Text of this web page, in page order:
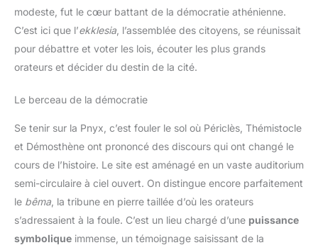
modeste, fut le cœur battant de la démocratie athénienne.
C’est ici que l’ekklesia , l’assemblée des citoyens, se réunissait
pour débattre et voter les lois, écouter les plus grands
orateurs et décider du destin de la cité.
Le berceau de la démocratie
Se tenir sur la Pnyx, c’est fouler le sol où Périclès, Thémistocle
et Démosthène ont prononcé des discours qui ont changé le
cours de l’histoire. Le site est aménagé en un vaste auditorium
semi-circulaire à ciel ouvert. On distingue encore parfaitement
le bêma , la tribune en pierre taillée d’où les orateurs
s’adressaient à la foule. C’est un lieu chargé d’une puissance
symbolique immense, un témoignage saisissant de la